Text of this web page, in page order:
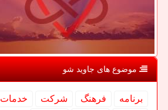
موضوع های جاوید شو
برنامه فرهنگ شركت خدمات